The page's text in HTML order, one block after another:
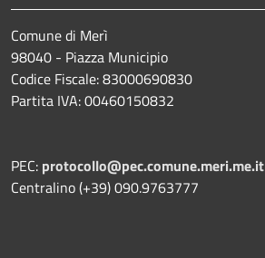
Comune di Merì
98040 - Piazza Municipio
Codice Fiscale: 83000690830
Partita IVA: 00460150832
PEC: protocollo@pec.comune.meri.me.it
Centralino (+39) 090.9763777